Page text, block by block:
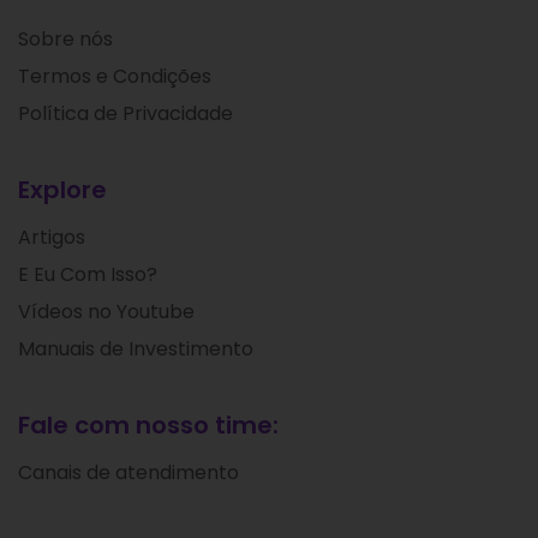
Sobre nós
Termos e Condições
Política de Privacidade
Explore
Artigos
E Eu Com Isso?
Vídeos no Youtube
Manuais de Investimento
Fale com nosso time:
Canais de atendimento